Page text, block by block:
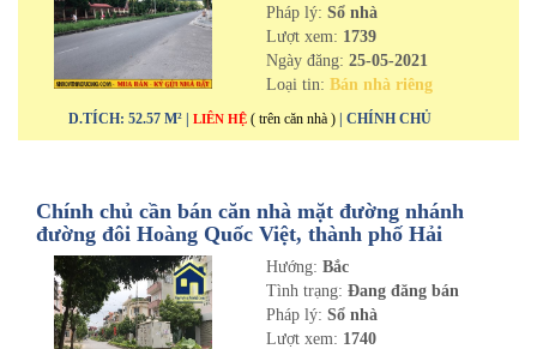
Pháp lý: Sổ nhà
Lượt xem: 1739
Ngày đăng: 25-05-2021
Loại tin: Bán nhà riêng
D.TÍCH: 52.57 M² | LIÊN HỆ ( trên căn nhà ) | CHÍNH CHỦ
Chính chủ cần bán căn nhà mặt đường nhánh
đường đôi Hoàng Quốc Việt, thành phố Hải
Dương
Hướng: Bắc
Tình trạng: Đang đăng bán
Pháp lý: Sổ nhà
Lượt xem: 1740